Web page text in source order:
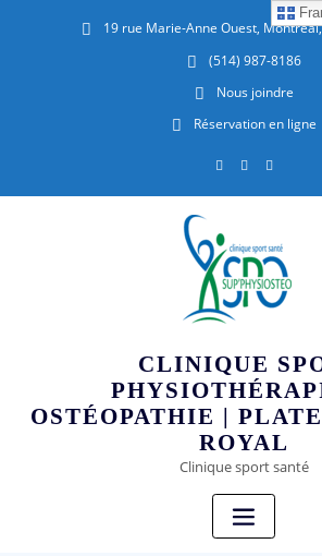
19 rue Marie-Anne Ouest,
(514) 987-8186
Nous joindre
Réservation en ligne
CLINIQUE
OSTÉOPATHIE |
ROYAL
Clinique sport santé